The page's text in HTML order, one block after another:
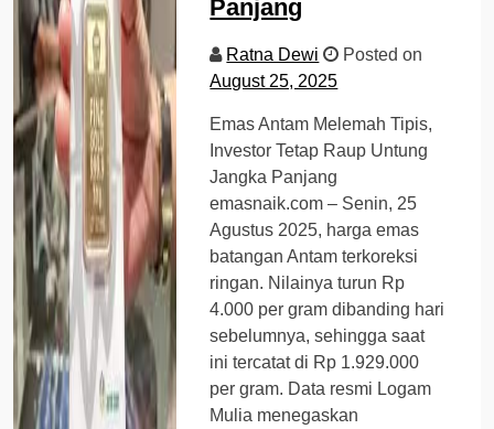
Panjang
Ratna Dewi
Posted on
August 25, 2025
Emas Antam Melemah Tipis,
Investor Tetap Raup Untung
Jangka Panjang
emasnaik.com – Senin, 25
Agustus 2025, harga emas
batangan Antam terkoreksi
ringan. Nilainya turun Rp
4.000 per gram dibanding hari
sebelumnya, sehingga saat
ini tercatat di Rp 1.929.000
per gram. Data resmi Logam
Mulia menegaskan